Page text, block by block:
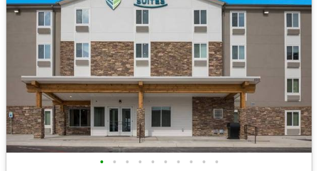
• • • • • • • • • •